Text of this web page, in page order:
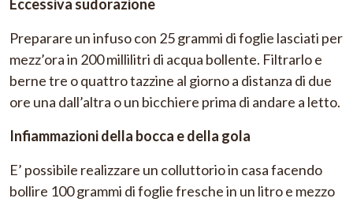
Eccessiva sudorazione
Preparare un infuso con 25 grammi di foglie lasciati per
mezz’ora in 200 millilitri di acqua bollente. Filtrarlo e
berne tre o quattro tazzine al giorno a distanza di due
ore una dall’altra o un bicchiere prima di andare a letto.
Infiammazioni della bocca e della gola
E’ possibile realizzare un colluttorio in casa facendo
bollire 100 grammi di foglie fresche in un litro e mezzo